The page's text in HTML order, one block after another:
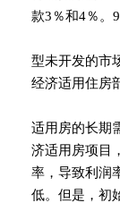
款3％和4％。
型未开发的市
经济适用住房
适用房的长期
济适用房项目
率，导致利润
低。但是，初